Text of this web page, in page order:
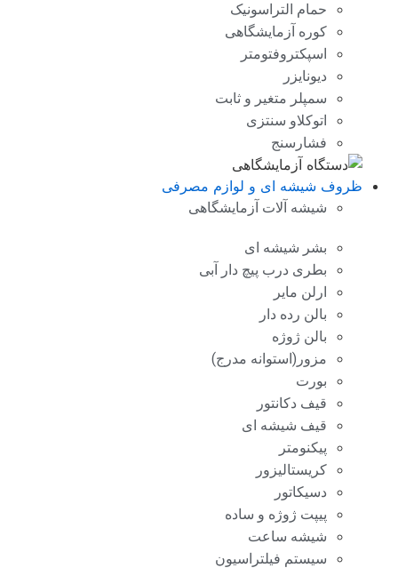
حمام التراسونیک
کوره آزمایشگاهی
اسپکتروفتومتر
دیونایزر
سمپلر متغیر و ثابت
اتوکلاو سنتزی
فشارسنج
ظروف شیشه ای و لوازم مصرفی
شیشه آلات آزمایشگاهی
بشر شیشه ای
بطری درب پیچ دار آبی
ارلن مایر
بالن رده دار
بالن ژوژه
مزور(استوانه مدرج)
بورت
قیف دکانتور
قیف شیشه ای
پیکنومتر
کریستالیزور
دسیکاتور
پیپت ژوژه و ساده
شیشه ساعت
سیستم فیلتراسیون